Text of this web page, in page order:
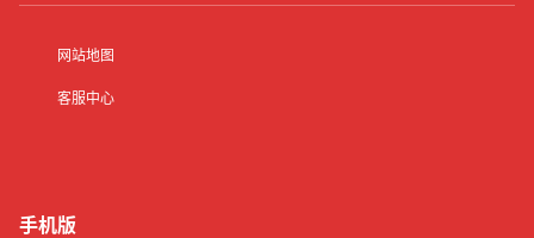
网站地图
客服中心
手机版